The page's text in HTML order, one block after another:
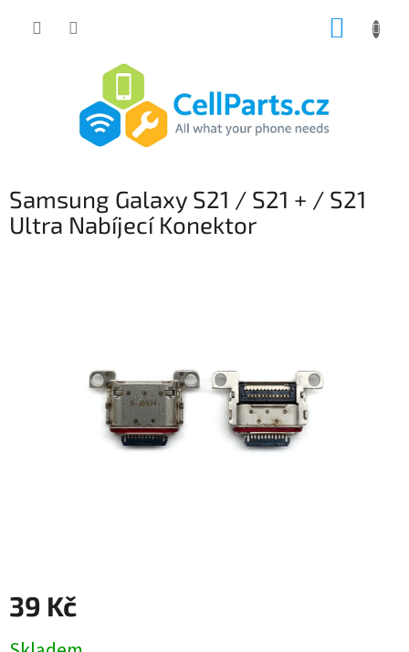
Samsung Galaxy S21 / S21 + / S21
Ultra Nabíjecí Konektor
39 Kč